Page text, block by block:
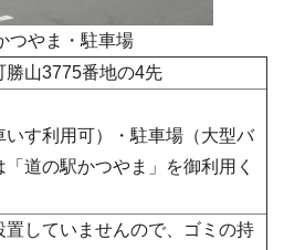
つやま・駐車場
勝山3775番地の4先
す利用可）・駐車場（大型バ
「道の駅かつやま」を御利用く
していませんので、ゴミの持